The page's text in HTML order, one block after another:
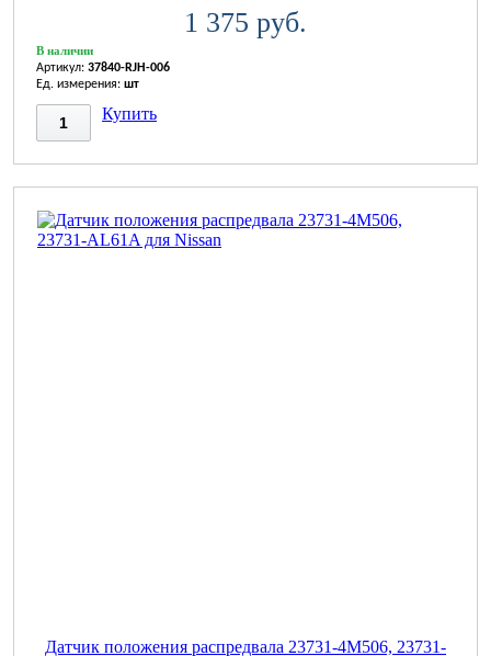
1 375 руб.
В наличии
Артикул: 37840-RJH-006
Ед. измерения: шт
Купить
Датчик положения распредвала 23731-4M506, 23731-